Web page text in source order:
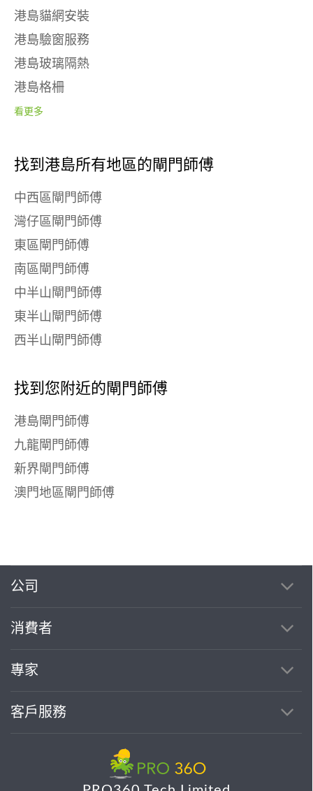
港島貓網安裝
港島驗窗服務
港島玻璃隔熱
港島格柵
看更多
找到港島所有地區的閘門師傅
中西區閘門師傅
灣仔區閘門師傅
東區閘門師傅
南區閘門師傅
中半山閘門師傅
東半山閘門師傅
西半山閘門師傅
找到您附近的閘門師傅
港島閘門師傅
九龍閘門師傅
新界閘門師傅
澳門地區閘門師傅
公司
消費者
專家
客戶服務